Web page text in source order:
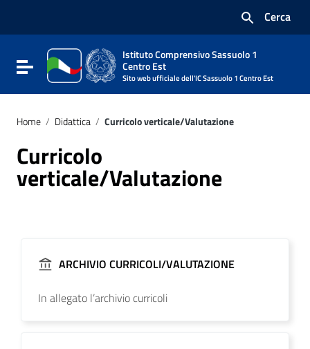
Vai al footer
Cerca
Attiva / disattiva la navigazione
Istituto Comprensivo Sassuolo 1
Centro Est
Sito web ufficiale dell'IC Sassuolo 1 Centro Est
Home / Didattica / Curricolo verticale/Valutazione
Curricolo
verticale/Valutazione
ARCHIVIO CURRICOLI/VALUTAZIONE
In allegato l’archivio curricoli